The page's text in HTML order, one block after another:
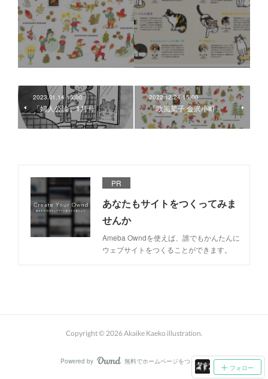
2023.01.14 15:00
「婦人公論」1月号
2022.12.24 15:00
「欧風菓子 金沢小町」
PR
あなたもサイトをつくってみま
せんか
Ameba Owndを使えば、誰でもかんたんに
ウェブサイトをつくることができます。
フォロー
Copyright © 2026Akaike Kaeko illustration.
Powered by AmebaOwnd
無料でホームページをつくろう